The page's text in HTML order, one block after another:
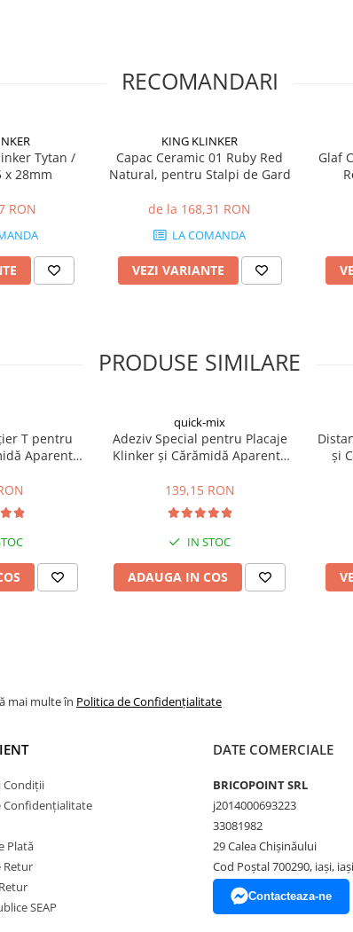
RECOMANDARI
Tytan /
x 28mm
RON
KING KLINKER
Capac Ceramic 01 Ruby Red
Natural, pentru Stalpi de Gard
de la 168,31 RON
LA COMANDA
VEZI VARIANTE
Glaf
PRODUSE SIMILARE
T pentru
Aparentă
quick-mix
Adeziv Special pentru Placaje
Klinker și Cărămidă Aparentă
139,15 RON
IN STOC
ADAUGA IN COS
și
mai multe în Politica de Confidențialitate
Condiții
Confidențialitate
Plată
Retur
SEAP
DATE COMERCIALE
BRICOPOINT SRL
j2014000693223
33081982
29 Calea Chișinăului
Cod Poștal 700290, iași, iași
Contacteaza-ne